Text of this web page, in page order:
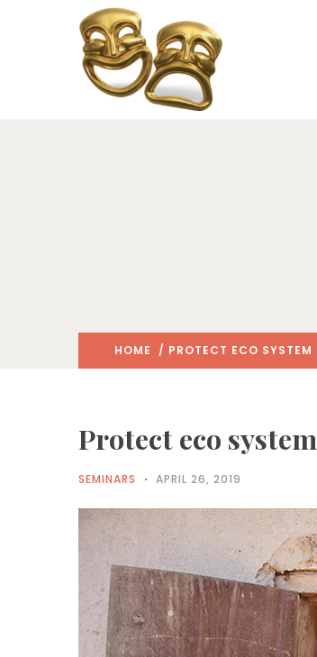
HOME / PROTECT ECO SYSTEM
Protect eco system
SEMINARS APRIL 26, 2019